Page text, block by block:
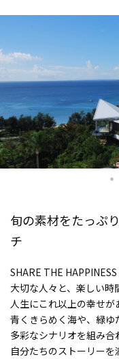
旬の素材をたっぷ
チ
SHARE THE HAPPINESS
大切な人々と、楽しい時
人生にこれ以上の幸せが
青くきらめく海や、緑ゆ
多彩なシナリオを組み合
自分たちのストーリーを